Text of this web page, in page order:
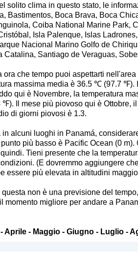
solito clima in questo stato, le
Bastimentos, Boca Brava, Boca
Coiba National Marine Park,
Isla Palenque, Islas
Nacional Marino Golfo de
Catalina, Santiago de Veraguas,
ora che tempo puoi aspettarti
massima media è 36.5 ℃ (97.7
qui è Novembre, la temperatura
Il mese più piovoso qui è Ottobre,
di giorni piovosi è 1.3.
alcuni luoghi in Panamá,
più basso è Pacific Ocean (0
Tieni presente che la
(E dovremmo aggiungere
essere più elevata in altitudini
non è una previsione del
momento migliore per andare a
Aprile- Maggio- Giugno- Luglio-